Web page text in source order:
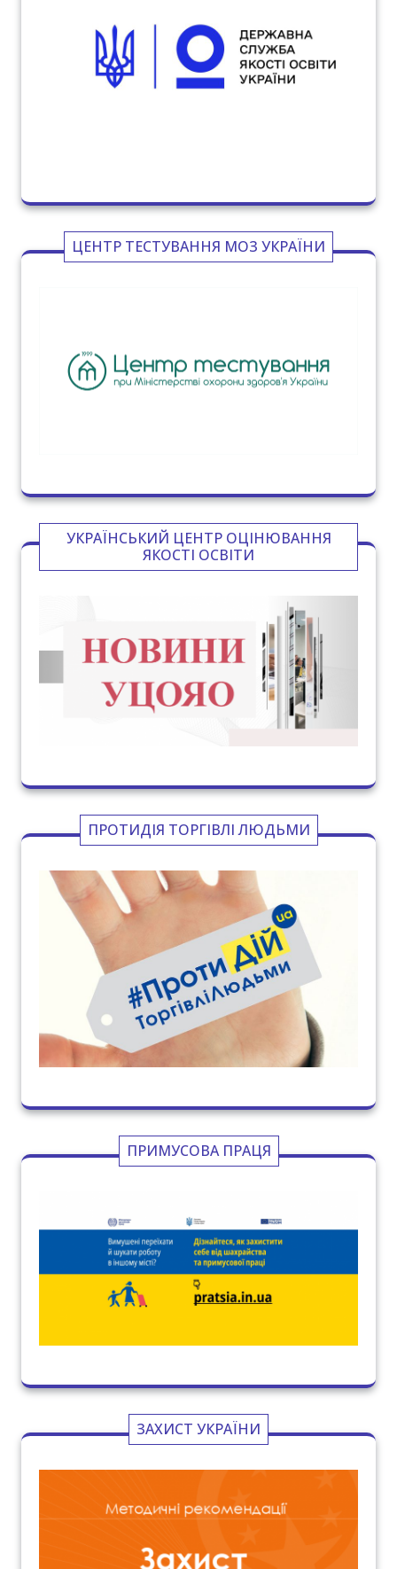
ЦЕНТР ТЕСТУВАННЯ МОЗ УКРАЇНИ
УКРАЇНСЬКИЙ ЦЕНТР ОЦІНЮВАННЯ
ЯКОСТІ ОСВІТИ
ПРОТИДІЯ ТОРГІВЛІ ЛЮДЬМИ
ПРИМУСОВА ПРАЦЯ
ЗАХИСТ УКРАЇНИ